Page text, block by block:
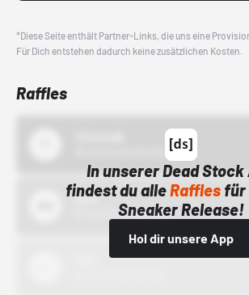
*Diese Seite enthält Partner-Links, die uns eine
Für Dich entstehen dadurch keine zusätzlichen Kosten.
Raffles
In unserer Dead Stock
findest du alleRafflesfür
Sneaker Release!
Hol dir unsere App
Bstn
01.10.22 00:00 Uhr